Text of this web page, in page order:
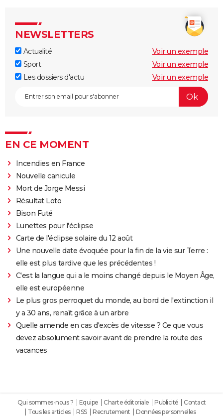
NEWSLETTERS
Actualité
Voir un exemple
Sport
Voir un exemple
Les dossiers d'actu
Voir un exemple
EN CE MOMENT
Incendies en France
Nouvelle canicule
Mort de Jorge Messi
Résultat Loto
Bison Futé
Lunettes pour l'éclipse
Carte de l'éclipse solaire du 12 août
Une nouvelle date évoquée pour la fin de la vie sur Terre :
elle est plus tardive que les précédentes !
C'est la langue qui a le moins changé depuis le Moyen Âge,
elle est européenne
Le plus gros perroquet du monde, au bord de l'extinction il
y a 30 ans, renaît grâce à un arbre
Quelle amende en cas d'excès de vitesse ? Ce que vous
devez absolument savoir avant de prendre la route des
vacances
Qui sommes-nous ? Equipe Charte éditoriale Publicité
Contact
Tous les articles
RSS Recrutement Données personnelles